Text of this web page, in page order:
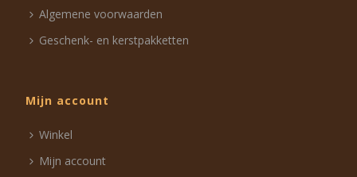
Algemene voorwaarden
Geschenk- en kerstpakketten
Mijn account
Winkel
Mijn account